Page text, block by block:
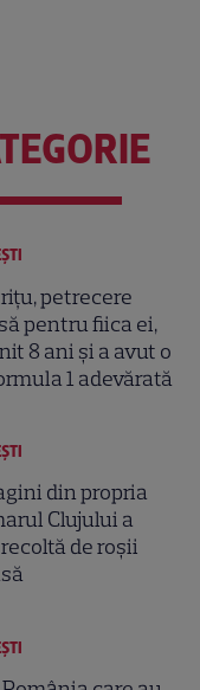
petrecere
pentru fiica ei,
8 ani și a avut o
1 adevărată
din propria
Clujului a
de roșii